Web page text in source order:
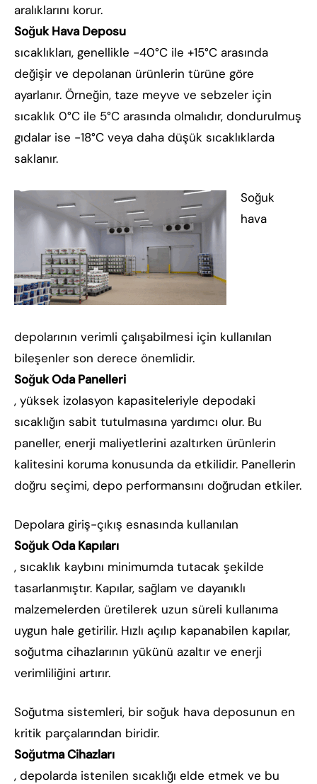
aralıklarını korur.
Soğuk Hava Deposu
sıcaklıkları, genellikle -40°C ile +15°C arasında
değişir ve depolanan ürünlerin türüne göre
ayarlanır. Örneğin, taze meyve ve sebzeler için
sıcaklık 0°C ile 5°C arasında olmalıdır, dondurulmuş
gıdalar ise -18°C veya daha düşük sıcaklıklarda
saklanır.
Soğuk
hava
depolarının verimli çalışabilmesi için kullanılan
bileşenler son derece önemlidir.
Soğuk Oda Panelleri
, yüksek izolasyon kapasiteleriyle depodaki
sıcaklığın sabit tutulmasına yardımcı olur. Bu
paneller, enerji maliyetlerini azaltırken ürünlerin
kalitesini koruma konusunda da etkilidir. Panellerin
doğru seçimi, depo performansını doğrudan etkiler.
Depolara giriş-çıkış esnasında kullanılan
Soğuk Oda Kapıları
, sıcaklık kaybını minimumda tutacak şekilde
tasarlanmıştır. Kapılar, sağlam ve dayanıklı
malzemelerden üretilerek uzun süreli kullanıma
uygun hale getirilir. Hızlı açılıp kapanabilen kapılar,
soğutma cihazlarının yükünü azaltır ve enerji
verimliliğini artırır.
Soğutma sistemleri, bir soğuk hava deposunun en
kritik parçalarından biridir.
Soğutma Cihazları
, depolarda istenilen sıcaklığı elde etmek ve bu